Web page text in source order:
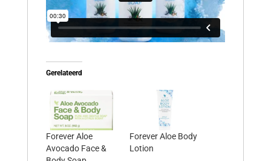
Gerelateerd
Forever Aloe
Avocado Face &
Forever Aloe Body
Lotion